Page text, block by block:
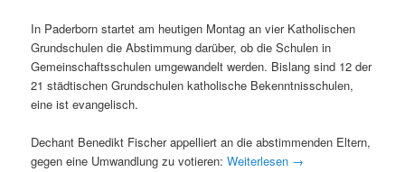
In Paderborn startet am heutigen Montag an vier Katholischen
Grundschulen die Abstimmung darüber, ob die Schulen in
Gemeinschaftsschulen umgewandelt werden. Bislang sind 12 der
21 städtischen Grundschulen katholische Bekenntnisschulen,
eine ist evangelisch.
Dechant Benedikt Fischer appelliert an die abstimmenden Eltern,
gegen eine Umwandlung zu votieren:Weiterlesen →